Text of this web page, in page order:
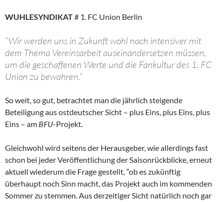
WUHLESYNDIKAT# 1. FC Union Berlin
“Wir werden uns in Zukunft wohl noch intensiver mit
dem Thema Vereinsarbeit auseinandersetzen müssen,
um die geschaffenen Werte und die Fankultur des 1. FC
Union zu bewahren.“
So weit, so gut, betrachtet man die jährlich steigende
Beteiligung aus ostdeutscher Sicht – plus Eins, plus Eins, plus
Eins – am BFU-Projekt.
Gleichwohl wird seitens der Herausgeber, wie allerdings fast
schon bei jeder Veröffentlichung der Saisonrückblicke, erneut
aktuell wiederum die Frage gestellt, “ob es zukünftig
überhaupt noch Sinn macht, das Projekt auch im kommenden
Sommer zu stemmen. Aus derzeitiger Sicht natürlich noch gar